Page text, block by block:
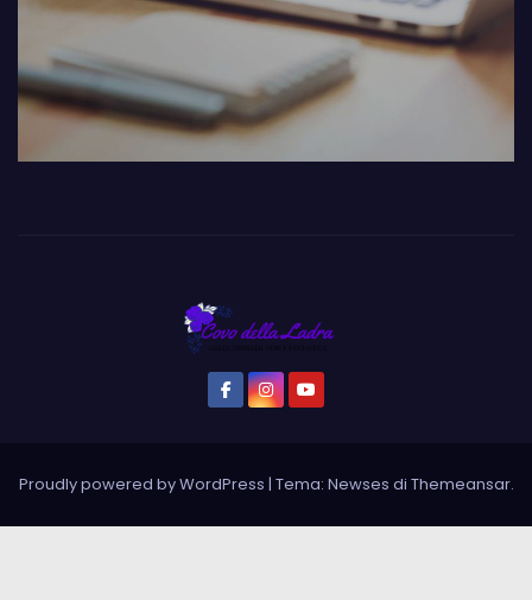
Proudly powered by WordPress | Tema: Newses di Themeansar.